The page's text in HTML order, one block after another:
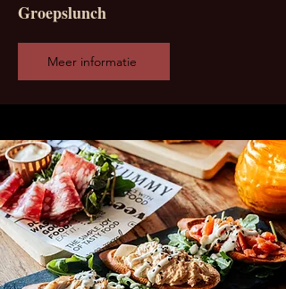
Groepslunch
Meer informatie